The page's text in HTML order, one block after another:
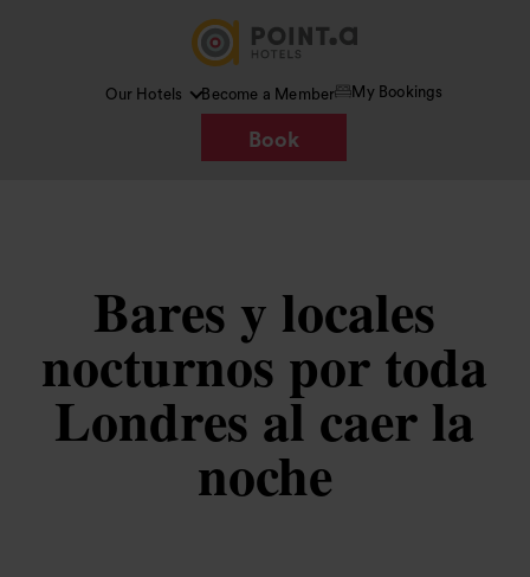
Our Hotels Become a Member My Bookings
Book
Bares y locales
nocturnos por toda
Londres al caer la
noche